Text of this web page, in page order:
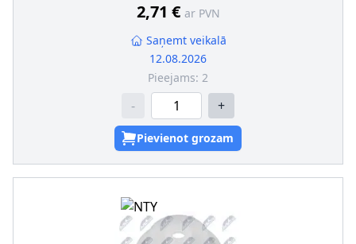
2,71 € ar PVN
Saņemt veikalā
12.08.2026
Pieejams: 2
- +
Pievienot grozam